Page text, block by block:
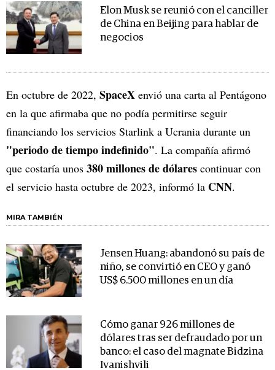
Elon Musk se reunió con el canciller
de China en Beijing para hablar de
negocios
En octubre de 2022, SpaceX envió una carta al Pentágono
en la que afirmaba que no podía permitirse seguir
financiando los servicios Starlink a Ucrania durante un
"periodo de tiempo indefinido". La compañía afirmó
que costaría unos 380 millones de dólares continuar con
el servicio hasta octubre de 2023, informó la CNN.
MIRA TAMBIÉN
Jensen Huang: abandonó su país de
niño, se convirtió en CEO y ganó
US$ 6.500 millones en un día
Cómo ganar 926 millones de
dólares tras ser defraudado por un
banco: el caso del magnate Bidzina
Ivanishvili